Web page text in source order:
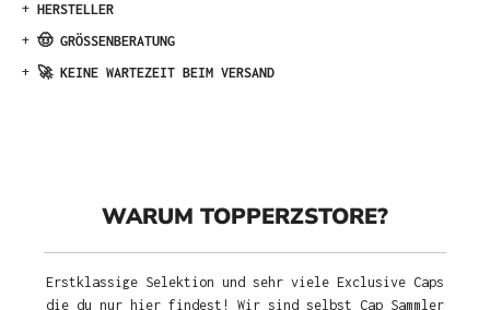
+ HERSTELLER
+ 🤠 GRÖSSENBERATUNG
+ 🚀 KEINE WARTEZEIT BEIM VERSAND
WARUM TOPPERZSTORE?
Erstklassige Selektion und sehr viele Exclusive Caps
die du nur hier findest! Wir sind selbst Cap Sammler